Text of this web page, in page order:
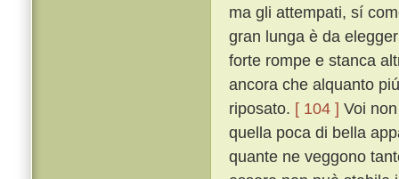
ma gli attempati, sí
gran lunga è da
forte rompe e stanca
ancora che alquanto
riposato. [ 104 ] Voi
quella poca di bella
quante ne veggono